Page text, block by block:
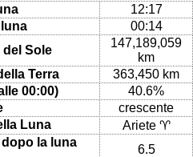
12:17
00:14
del Sole
147,189,059
km
Terra
363,450 km
00:00)
40.6%
crescente
Luna
Ariete ♈
la luna
6.5